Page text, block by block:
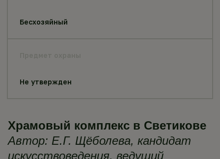
Бесхозяйный
Не утвержден
Храмовый комплекс в Светикове
Автор: Е.Г. Щёболева, кандидат
искусствоведения, ведущий